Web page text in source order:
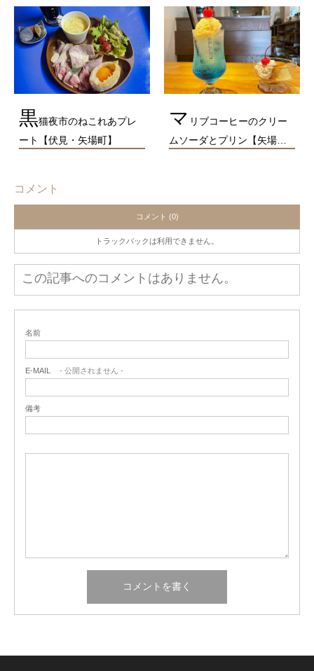
黒猫夜市のねこれあプレ
ート【伏見・矢場町】
マ リブコーヒーのクリー
ムソーダとプリン【矢場…
コメント
コメント (0)
トラックバックは利用できません。
この記事へのコメントはありません。
名前
E-MAIL - 公開されません -
備考